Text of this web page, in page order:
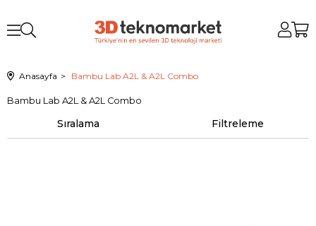
Anasayfa Bambu Lab A2L & A2L Combo
Bambu Lab A2L & A2L Combo
Filtreleme
Sıralama